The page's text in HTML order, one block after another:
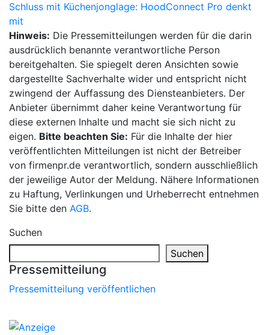
Schluss mit Küchenjonglage: HoodConnect Pro denkt
mit
Hinweis: Die Pressemitteilungen werden für die darin
ausdrücklich benannte verantwortliche Person
bereitgehalten. Sie spiegelt deren Ansichten sowie
dargestellte Sachverhalte wider und entspricht nicht
zwingend der Auffassung des Diensteanbieters. Der
Anbieter übernimmt daher keine Verantwortung für
diese externen Inhalte und macht sie sich nicht zu
eigen. Bitte beachten Sie: Für die Inhalte der hier
veröffentlichten Mitteilungen ist nicht der Betreiber
von firmenpr.de verantwortlich, sondern ausschließlich
der jeweilige Autor der Meldung. Nähere Informationen
zu Haftung, Verlinkungen und Urheberrecht entnehmen
Sie bitte den AGB.
Suchen
Suchen
Pressemitteilung
Pressemitteilung veröffentlichen